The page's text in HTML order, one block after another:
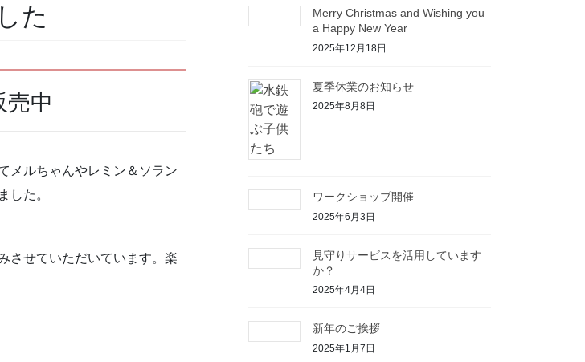
た
売中
メルちゃんやレミン＆ソラン
した。
させていただいています。楽
Merry Christmas and Wishing you
a Happy New Year
2025年12月18日
夏季休業のお知らせ
2025年8月8日
ワークショップ開催
2025年6月3日
見守りサービスを活用しています
か？
2025年4月4日
新年のご挨拶
2025年1月7日